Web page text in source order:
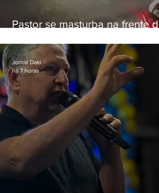
Pastor se masturba na frente de
Jornal Daki
há 7 horas